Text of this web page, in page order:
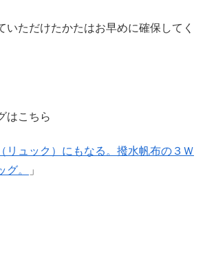
いただけたかたはお早めに確保してく
はこちら
リュック）にもなる。撥水帆布の３Ｗ
グ。
」